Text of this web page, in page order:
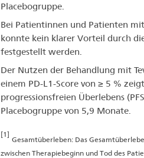
Placebogruppe.
Bei Patientinnen und Patienten
konnte kein klarer Vorteil durch
festgestellt werden.
Der Nutzen der Behandlung mit
einem PD-L1-Score von ≥ 5 %
progressionsfreien Überlebens
Placebogruppe von 5,9 Monate.
[1]
Gesamtüberleben: Das
zwischen Therapiebeginn und Tod des